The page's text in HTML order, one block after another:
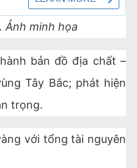
Ảnh minh họa
bản đồ địa chất –
Tây Bắc; phát hiện
trọng.
với tổng tài nguyên